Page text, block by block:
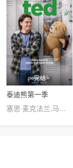
完结
泰迪熊第一季
塞思·麦克法兰,马克斯·博克霍德,斯科特·格瑞恩斯,阿兰娜·乌巴赫,乔琪亚·惠格姆,Ara·Hollyday,Liz·Richman,Dustin·Wayne,弗朗西斯卡·舒埃雷布,Erin·Moore,大卫·莫斯科维茨,Aiden·Arnold